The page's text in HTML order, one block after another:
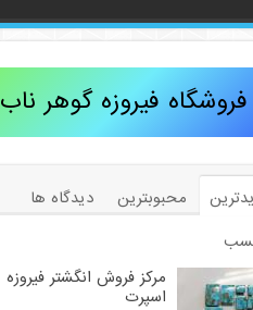
فروشگاه فیروزه گوهر ناب
محبوبترین
دیدگاه ها
مرکز فروش انگشتر فیروزه
اسپرت